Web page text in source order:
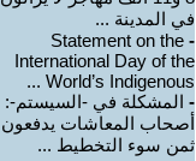
في المدينة ...
-
Statement on the
International Day of the
World’s Indigenous ...
- المشكلة في -السيستم-:
أصحاب المعاشات يدفعون
ثمن سوء التخطيط ...